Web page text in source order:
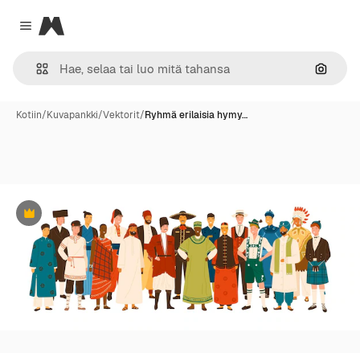
Close menu
Magnific
Hae
Kotiin/Kuvapankki/Vektorit/Ryhmä erilaisia hymy…
Premium